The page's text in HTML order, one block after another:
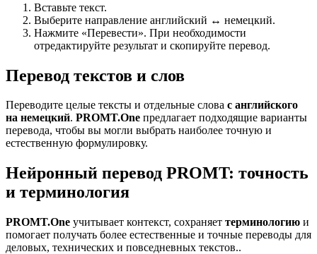
Вставьте текст.
Выберите направление английский ↔ немецкий.
Нажмите «Перевести». При необходимости
отредактируйте результат и скопируйте перевод.
Перевод текстов и слов
Переводите целые тексты и отдельные слова с английского
на немецкий. PROMT.One предлагает подходящие варианты
перевода, чтобы вы могли выбрать наиболее точную и
естественную формулировку.
Нейронный перевод PROMT: точность
и терминология
PROMT.One учитывает контекст, сохраняет терминологию и
помогает получать более естественные и точные переводы для
деловых, технических и повседневных текстов..